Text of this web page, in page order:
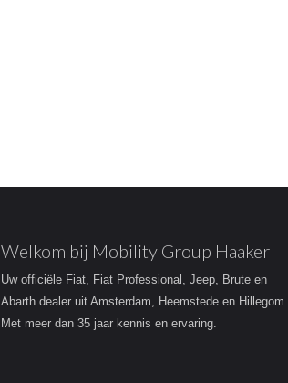
Welkom bij Mobility Group Haaker
Uw officiële Fiat, Fiat Professional, Jeep, Brute en
Abarth dealer uit Amsterdam, Heemstede en Hillegom.
Met meer dan 35 jaar kennis en ervaring.